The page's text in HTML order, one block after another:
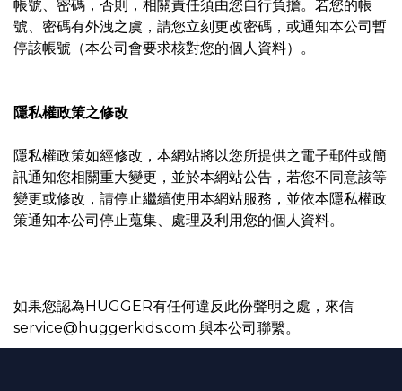
帳號、密碼，否則，相關責任須由您自行負擔。若您的帳
號、密碼有外洩之虞，請您立刻更改密碼，或通知本公司暫
停該帳號（本公司會要求核對您的個人資料）。
隱私權政策之修改
隱私權政策如經修改，本網站將以您所提供之電子郵件或簡
訊通知您相關重大變更，並於本網站公告，若您不同意該等
變更或修改，請停止繼續使用本網站服務，並依本隱私權政
策通知本公司停止蒐集、處理及利用您的個人資料。
如果您認為HUGGER有任何違反此份聲明之處，來信
service@huggerkids.com 與本公司聯繫。